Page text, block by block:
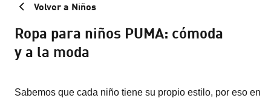
Volver a Niños
Ropa para niños PUMA: cómoda
y a la moda
Sabemos que cada niño tiene su propio estilo, por eso en